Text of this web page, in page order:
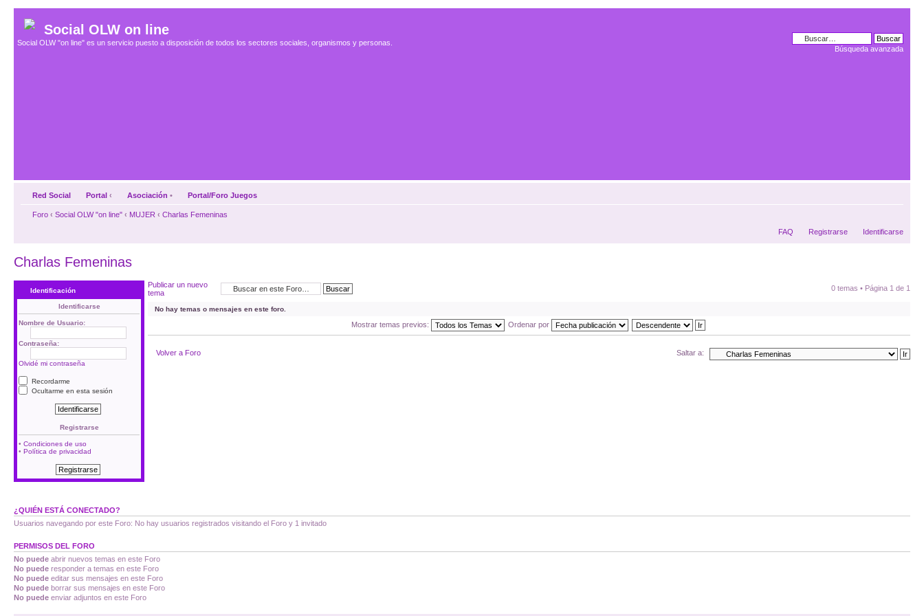
Social OLW on line
Social OLW "on line" es un servicio puesto a disposición de todos los sectores sociales, organismos y personas.
Búsqueda avanzada
Red Social Portal ‹ Asociación • Portal/Foro Juegos
Foro ‹ Social OLW "on line" ‹ MUJER ‹ Charlas Femeninas
FAQ Registrarse Identificarse
Charlas Femeninas
Identificación
Identificarse
Nombre de Usuario:
Contraseña:
Olvidé mi contraseña
Recordarme
Ocultarme en esta sesión
Registrarse
• Condiciones de uso
• Política de privacidad
Publicar un nuevo
tema
0 temas • Página 1 de 1
No hay temas o mensajes en este foro.
Mostrar temas previos: Ordenar por
Volver a Foro Saltar a:
¿QUIÉN ESTÁ CONECTADO?
Usuarios navegando por este Foro: No hay usuarios registrados visitando el Foro y 1 invitado
PERMISOS DEL FORO
No puede abrir nuevos temas en este Foro
No puede responder a temas en este Foro
No puede editar sus mensajes en este Foro
No puede borrar sus mensajes en este Foro
No puede enviar adjuntos en este Foro